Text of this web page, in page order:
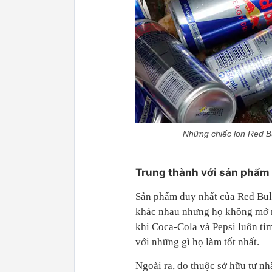
Những chiếc lon Red
Trung thành với sản
Sản phẩm duy nhất của Red
khác nhau nhưng họ không
khi Coca-Cola và Pepsi luôn
với những gì họ làm tốt nhất.
Ngoài ra, do thuộc sở hữu tư